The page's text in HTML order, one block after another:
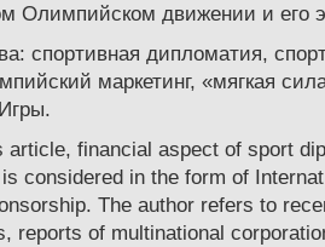
Олимпийском движении и его
спортивная дипломатия,
маркетинг, «мягкая
article, financial aspect of sport
considered in the form of
The author refers to
reports of multinational